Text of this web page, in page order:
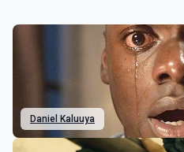
Daniel Kaluuya